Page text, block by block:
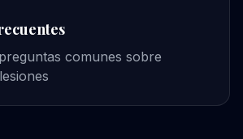
comunes sobre